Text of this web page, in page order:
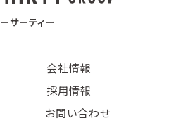
サーティー
会社情報
採用情報
お問い合わせ